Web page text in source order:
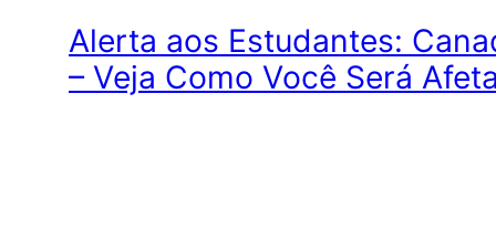
Alerta aos Estudantes:
– Veja Como Você Será